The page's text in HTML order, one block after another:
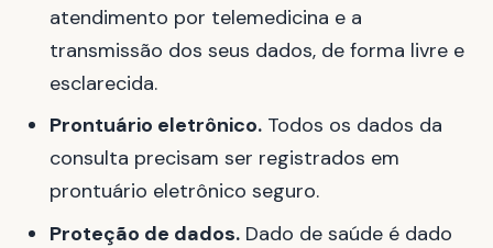
atendimento por telemedicina e a
transmissão dos seus dados, de forma livre e
esclarecida.
Prontuário eletrônico. Todos os dados da
consulta precisam ser registrados em
prontuário eletrônico seguro.
Proteção de dados. Dado de saúde é dado